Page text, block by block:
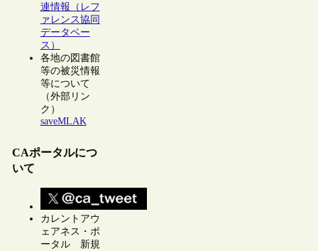
連情報（レフ
ァレンス協同
データベー
ス）
各地の図書館
等の被災情報
等について
（外部リン
ク）
saveMLAK
CAポータルにつ
いて
カレントアウ
ェアネス・ポ
ータル 新規